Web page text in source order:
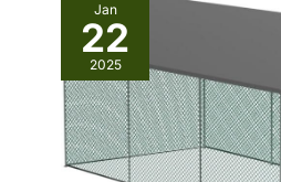
Jan
22
2025